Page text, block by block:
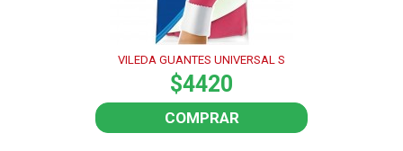
VILEDA GUANTES UNIVERSAL S
$4420
COMPRAR